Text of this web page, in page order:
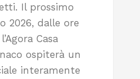
Il prossimo
2026, dalle ore
Casa
ospiterà un
interamente